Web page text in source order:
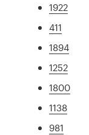
1922
411
1894
1252
1800
1138
981